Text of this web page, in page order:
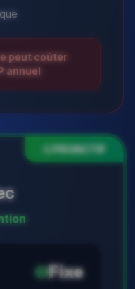
peut coûter
annuel
PROACTIF
Fixe